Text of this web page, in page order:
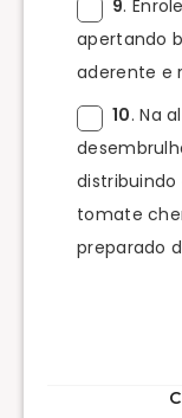
9.
apertando
aderente e
10. Na
tomate
preparado